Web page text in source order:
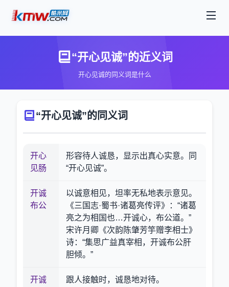
“开心见诚”的近义词
开心见诚的同义词是什么
“开心见诚”的同义词
开心
见肠
形容待人诚恳，显示出真心实意。同
“开心见诚”。
开诚
布公
以诚意相见，坦率无私地表示意见。
《三国志·蜀书·诸葛亮传评》：“诸葛
亮之为相国也…开诚心，布公道。”
宋许月卿《次韵陈肇芳竽赠李相士》
诗：“集思广益真宰相，开诚布公肝
胆倾。”
开诚
跟人接触时，诚恳地对待。